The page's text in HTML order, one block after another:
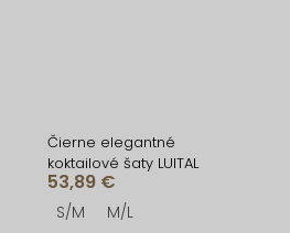
Čierne elegantné
koktailové šaty LUITAL
53,89 €
S/M M/L